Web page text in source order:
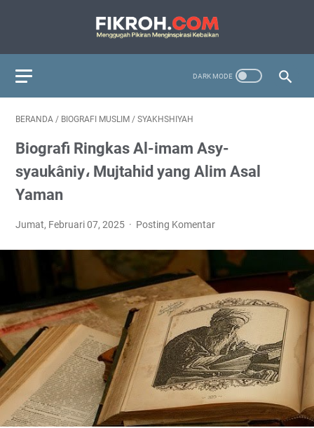
BERANDA / BIOGRAFI MUSLIM / SYAKHSHIYAH
Biografi Ringkas Al-imam Asy-
syaukâniy، Mujtahid yang Alim Asal
Yaman
Jumat, Februari 07, 2025 Posting Komentar